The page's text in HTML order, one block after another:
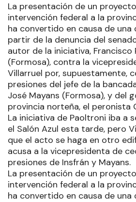
La presentación de un
intervención federal a la
ha convertido en causa de una
partir de la denuncia del
autor de la iniciativa, Francisco
(Formosa), contra la
Villarruel por, supuestamente,
presiones del jefe de la
José Mayans (Formosa), y del
provincia norteña, el peronista
La iniciativa de Paoltroni iba a
el Salón Azul esta tarde, pero
que el acto se haga en otro
acusa a la vicepresidenta de
presiones de Insfrán y Mayans.
La presentación de un
intervención federal a la
ha convertido en causa de una